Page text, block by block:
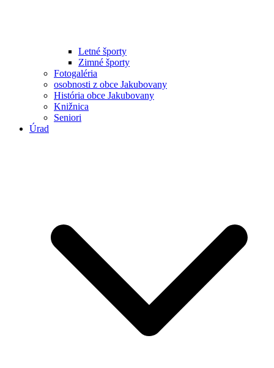
Letné športy
Zimné športy
Fotogaléria
osobnosti z obce Jakubovany
História obce Jakubovany
Knižnica
Seniori
Úrad